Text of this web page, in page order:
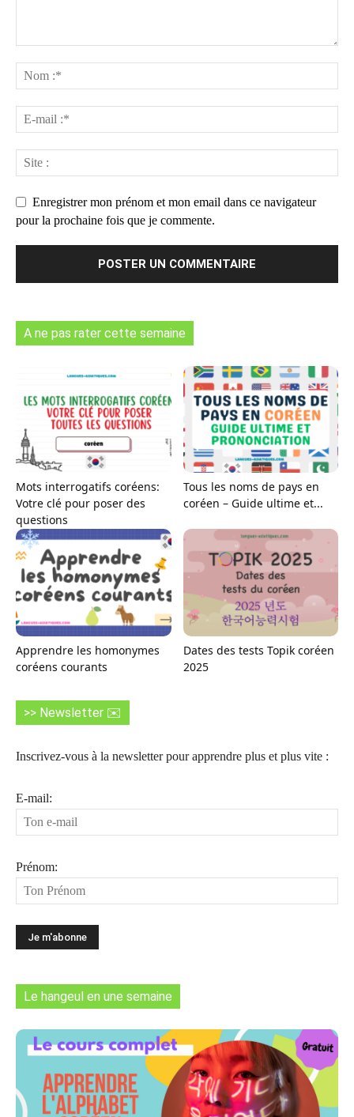
Enregistrer mon prénom et mon email dans ce navigateur
pour la prochaine fois que je commente.
A ne pas rater cette semaine
Mots interrogatifs coréens:
Votre clé pour poser des
questions
Tous les noms de pays en
coréen – Guide ultime et...
Apprendre les homonymes
coréens courants
Dates des tests Topik coréen
2025
>> Newsletter ✉️
Inscrivez-vous à la newsletter pour apprendre plus et plus vite :
E-mail:
Prénom:
Le hangeul en une semaine